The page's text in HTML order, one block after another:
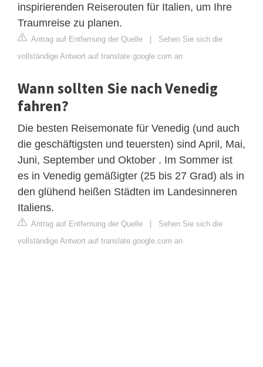
inspirierenden Reiserouten für Italien, um Ihre
Traumreise zu planen.
Antrag auf Entfernung der Quelle | Sehen Sie sich die
vollständige Antwort auf translate.google.com an
Wann sollten Sie nach Venedig
fahren?
Die besten Reisemonate für Venedig (und auch
die geschäftigsten und teuersten) sind April, Mai,
Juni, September und Oktober . Im Sommer ist
es in Venedig gemäßigter (25 bis 27 Grad) als in
den glühend heißen Städten im Landesinneren
Italiens.
Antrag auf Entfernung der Quelle | Sehen Sie sich die
vollständige Antwort auf translate.google.com an